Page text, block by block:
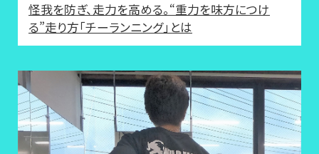
怪我を防ぎ、走力を高める。“重力を味方につけ
る”走り方「チーランニング」とは